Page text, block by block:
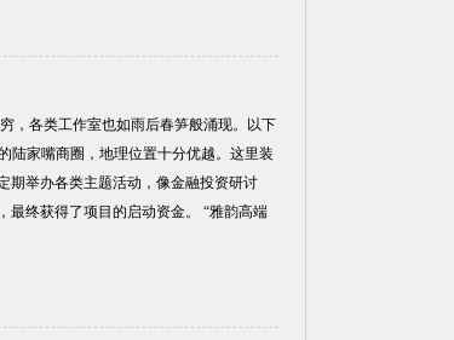
，各类工作室也如雨后春笋般涌现。以下
陆家嘴商圈，地理位置十分优越。这里装
期举办各类主题活动，像金融投资研讨
最终获得了项目的启动资金。 “雅韵高端